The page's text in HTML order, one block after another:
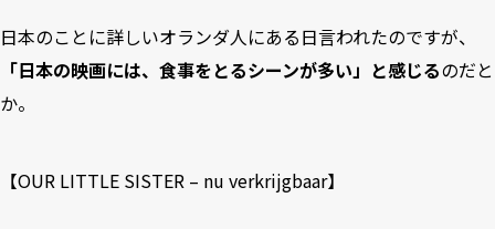
日本のことに詳しいオランダ人にある日言われたのですが、
「日本の映画には、食事をとるシーンが多い」と感じるのだと
か。
【OUR LITTLE SISTER – nu verkrijgbaar】